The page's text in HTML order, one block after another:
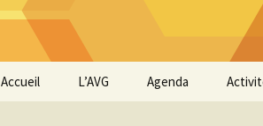
Accueil L’AVG Agenda